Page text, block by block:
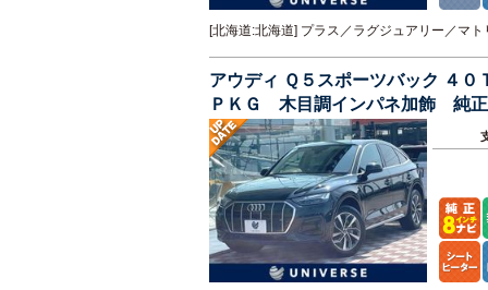
[北海道:北海道] プラス／ラグジュアリー／マ
アウディ Ｑ５スポーツバック ４
ＰＫＧ 木目調インパネ加飾 純
動リアゲート Ｂｌｕｅｔｏｏ